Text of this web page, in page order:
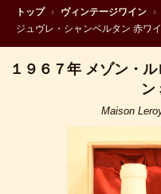
トップ › ヴィンテージワイン ›
ジュヴレ・シャンベルタン 赤ワ
１９６７年 メゾン・
ン
Maison